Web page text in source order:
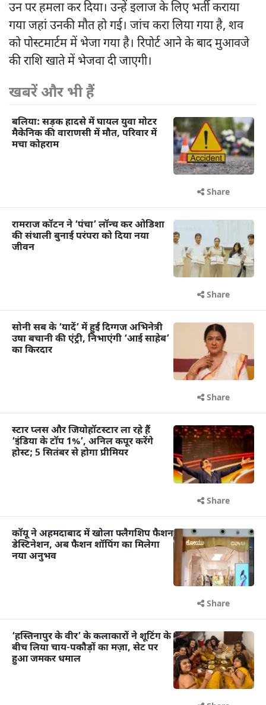
उन पर हमला कर दिया। उन्हें इलाज के लिए भर्ती कराया
गया जहां उनकी मौत हो गई। जांच करा लिया गया है, शव
को पोस्टमार्टम में भेजा गया है। रिपोर्ट आने के बाद मुआवजे
की राशि खाते में भेजवा दी जाएगी।
खबरें और भी हैं
बलिया: सड़क हादसे में घायल युवा मोटर
मैकेनिक की वाराणसी में मौत, परिवार में
मचा कोहराम
Share
रामराज कॉटन ने ‘पंचा’ लॉन्च कर ओडिशा
की संथाली बुनाई परंपरा को दिया नया
जीवन
Share
सोनी सब के ‘यादें’ में हुईं दिग्गज अभिनेत्री
उषा बचानी की एंट्री, निभाएंगी ‘आई साहेब’
का किरदार
Share
स्टार प्लस और जियोहॉटस्टार ला रहे हैं
‘इंडिया के टॉप 1%’, अनिल कपूर करेंगे
होस्ट; 5 सितंबर से होगा प्रीमियर
Share
कॉयू ने अहमदाबाद में खोला फ्लैगशिप फैशन
डेस्टिनेशन, अब फैशन शॉपिंग का मिलेगा
नया अनुभव
Share
‘हस्तिनापुर के वीर’ के कलाकारों ने शूटिंग के
बीच लिया चाय-पकौड़ों का मज़ा, सेट पर
हुआ जमकर धमाल